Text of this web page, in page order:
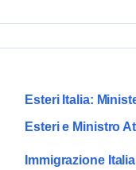
Esteri Italia:
Esteri e Ministro
Immigrazione